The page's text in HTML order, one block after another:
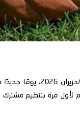
يشهد عشاق كرة القدم حول العالم،
من بطولة كأس العالم 2026، التي تُقام